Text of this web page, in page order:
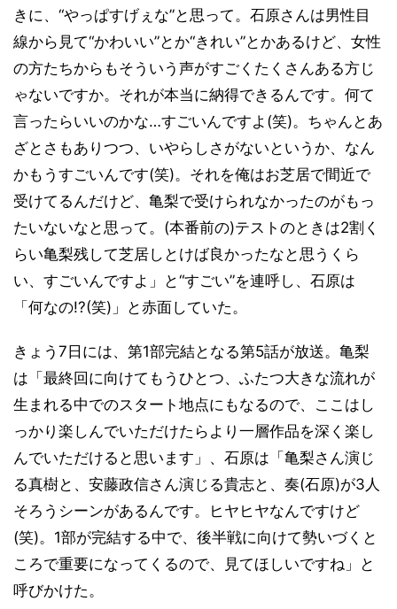
きに、“やっぱすげぇな”と思って。石原さんは男性目
線から見て“かわいい”とか“きれい”とかあるけど、女性
の方たちからもそういう声がすごくたくさんある方じ
ゃないですか。それが本当に納得できるんです。何て
言ったらいいのかな…すごいんですよ(笑)。ちゃんとあ
ざとさもありつつ、いやらしさがないというか、なん
かもうすごいんです(笑)。それを俺はお芝居で間近で
受けてるんだけど、亀梨で受けられなかったのがもっ
たいないなと思って。(本番前の)テストのときは2割く
らい亀梨残して芝居しとけば良かったなと思うくら
い、すごいんですよ」と“すごい”を連呼し、石原は
「何なの!?(笑)」と赤面していた。
きょう7日には、第1部完結となる第5話が放送。亀梨
は「最終回に向けてもうひとつ、ふたつ大きな流れが
生まれる中でのスタート地点にもなるので、ここはし
っかり楽しんでいただけたらより一層作品を深く楽し
んでいただけると思います」、石原は「亀梨さん演じ
る真樹と、安藤政信さん演じる貴志と、奏(石原)が3人
そろうシーンがあるんです。ヒヤヒヤなんですけど
(笑)。1部が完結する中で、後半戦に向けて勢いづくと
ころで重要になってくるので、見てほしいですね」と
呼びかけた。